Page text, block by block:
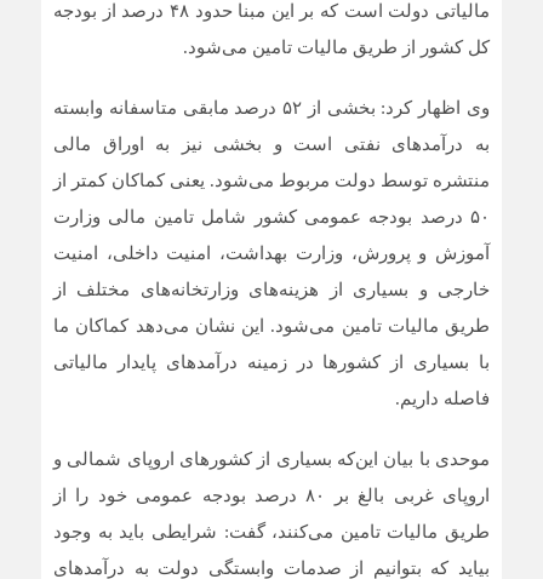
مالیاتی دولت است که بر این مبنا حدود ۴۸ درصد از بودجه
کل کشور از طریق مالیات تامین می‌شود.
وی اظهار کرد: بخشی از ۵۲ درصد مابقی متاسفانه وابسته
به درآمدهای نفتی است و بخشی نیز به اوراق مالی
منتشره توسط دولت مربوط می‌شود. یعنی کماکان کمتر از
۵۰ درصد بودجه عمومی کشور شامل تامین مالی وزارت
آموزش و پرورش، وزارت بهداشت، امنیت داخلی، امنیت
خارجی و بسیاری از هزینه‌های وزارتخانه‌های مختلف از
طریق مالیات تامین می‌شود. این نشان می‌دهد کماکان ما
با بسیاری از کشورها در زمینه درآمدهای پایدار مالیاتی
فاصله داریم.
موحدی با بیان این‌که بسیاری از کشورهای اروپای شمالی و
اروپای غربی بالغ بر ۸۰ درصد بودجه عمومی خود را از
طریق مالیات تامین می‌کنند، گفت: شرایطی باید به وجود
بیاید که بتوانیم از صدمات وابستگی دولت به درآمدهای